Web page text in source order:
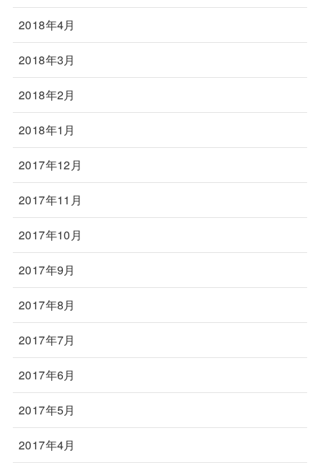
2018年4月
2018年3月
2018年2月
2018年1月
2017年12月
2017年11月
2017年10月
2017年9月
2017年8月
2017年7月
2017年6月
2017年5月
2017年4月